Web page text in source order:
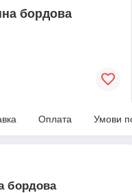
бордова
Оплата Умови
бордова